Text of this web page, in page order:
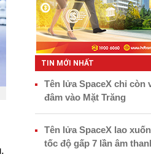
TIN MỚI NHẤT
Tên lửa SpaceX chỉ còn
đâm vào Mặt Trăng
Tên lửa SpaceX lao
tốc độ gấp 7 lần âm